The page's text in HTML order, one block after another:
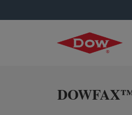
DOWFAX™